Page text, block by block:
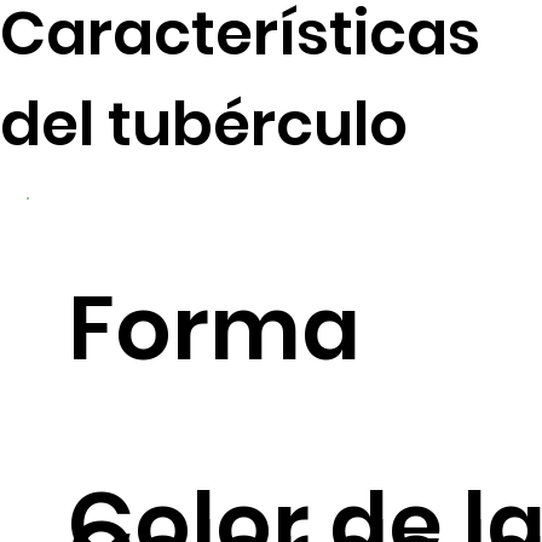
Forma
Características
del tubérculo